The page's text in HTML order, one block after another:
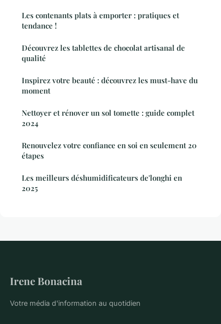
Les contenants plats à emporter : pratiques et
tendance !
Découvrez les tablettes de chocolat artisanal de
qualité
Inspirez votre beauté : découvrez les must-have du
moment
Nettoyer et rénover un sol tomette : guide complet
2024
Renouvelez votre confiance en soi en seulement 20
étapes
Les meilleurs déshumidificateurs de'longhi en
2025
Irene Bonacina
Votre média d'information au quotidien